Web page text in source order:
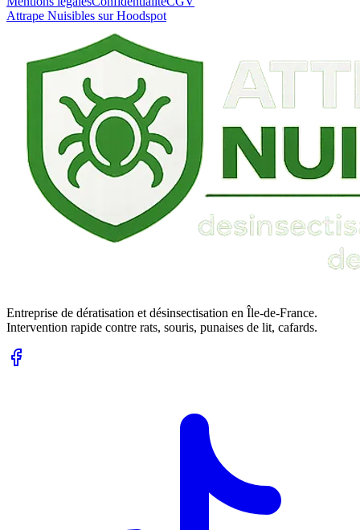
Attrape Nuisibles sur Hoodspot
Entreprise de dératisation et désinsectisation en Île-de-France.
Intervention rapide contre rats, souris, punaises de lit, cafards.